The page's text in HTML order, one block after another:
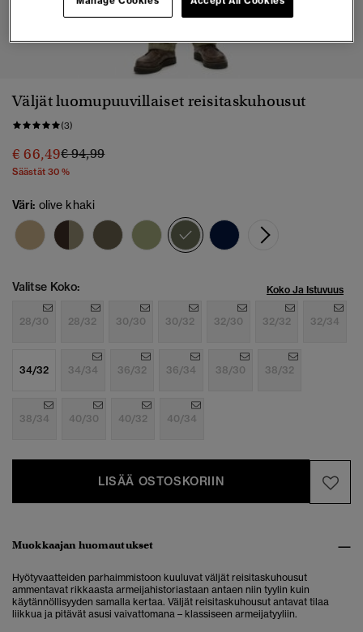
Väljät luomupuuvillaiset reisitaskuhousut
(3)
€ 66,49Hinta alennettu hinnasta
€ 94,99hintaan
Säästät 30 %
Väri: olive khaki
valittu
Valitse Koko: Koko Ja Istuvuus
28/30 28/32 30/30 30/32 32/30 32/32 32/34
34/32 34/34 36/32 36/34 38/30 38/32
38/34 40/30 40/32 40/34
LISÄÄ OSTOSKORIIN
Muokkaajan huomautukset
Hyötyvaatteiden parhaimmistoon kuuluvat väljät reisitaskuhousut
ammentavat rikkaasta armeijahistoriastaan antaen niin tyylin kuin
käytännöllisyyden samalla kertaa. Väljät reisitaskuhousut antavat tilaa
liikkua ja pitävät asusi vaivattomana – klassiseen armeijatyyliin.